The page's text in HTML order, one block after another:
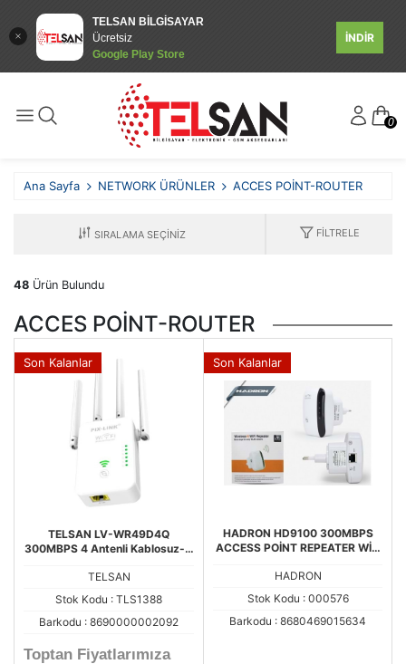
TELSAN BİLGİSAYAR
Ücretsiz
Google Play Store
İNDİR
0
Ana Sayfa NETWORK ÜRÜNLER ACCES POİNT-ROUTER
FILTRELE
48 Ürün Bulundu
ACCES POİNT-ROUTER
Son Kalanlar
TELSAN LV-WR49D4Q
300MBPS 4 Antenli Kablosuz-N
Router WR16
TELSAN
Stok Kodu : TLS1388
Barkodu : 8690000002092
Toptan Fiyatlarımıza
Son Kalanlar
HADRON HD9100 300MBPS
ACCESS POİNT REPEATER WİFİ
HADRON
Stok Kodu : 000576
Barkodu : 8680469015634